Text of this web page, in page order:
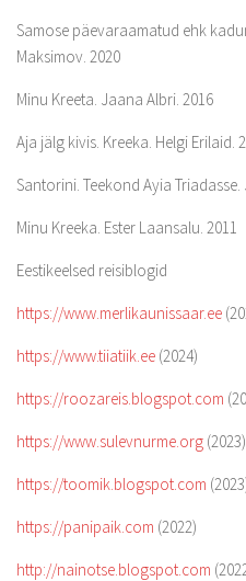
Samose päevaraamatud ehk
Maksimov. 2020
Minu Kreeta. Jaana Albri. 2016
Aja jälg kivis. Kreeka. Helgi Erilaid.
Santorini. Teekond Ayia
Minu Kreeka. Ester Laansalu. 2011
Eestikeelsed reisiblogid
https://www.merlikaunissaar.ee
https://www.tiiatiik.ee (2024)
https://roozareis.blogspot.com
https://www.sulevnurme.org (2023)
https://toomik.blogspot.com
https://panipaik.com (2022)
http://nainotse.blogspot.com